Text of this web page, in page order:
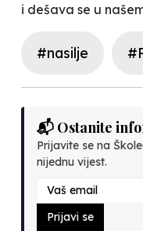
i dešava se u
#nasilje
📬 Ostanite
Prijavite se na
nijednu vijest.
Prijavi se